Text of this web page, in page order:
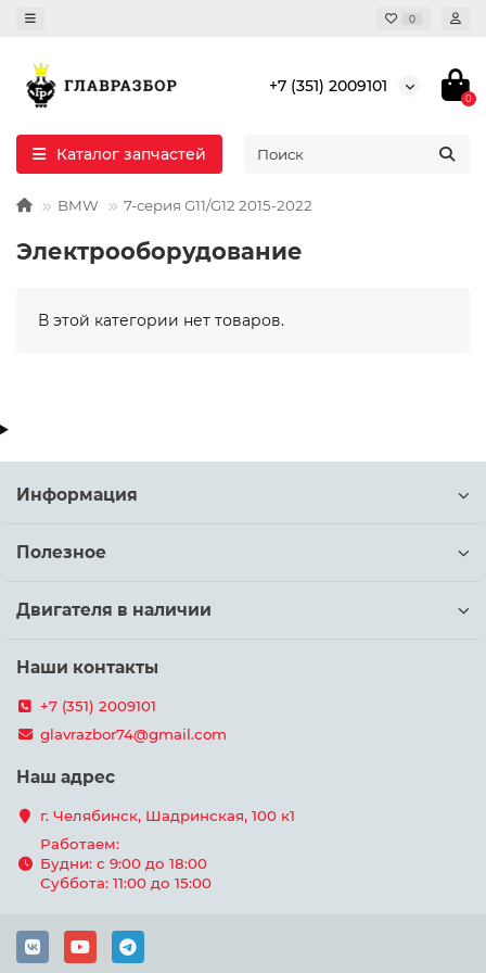
0
+7 (351) 2009101
0
Каталог запчастей
BMW 7-серия G11/G12 2015-2022
Электрооборудование
В этой категории нет товаров.
Информация
Полезное
Двигателя в наличии
Наши контакты
+7 (351) 2009101
glavrazbor74@gmail.com
Наш адрес
г. Челябинск, Шадринская, 100 к1
Работаем:
Будни: с 9:00 до 18:00
Суббота: 11:00 до 15:00